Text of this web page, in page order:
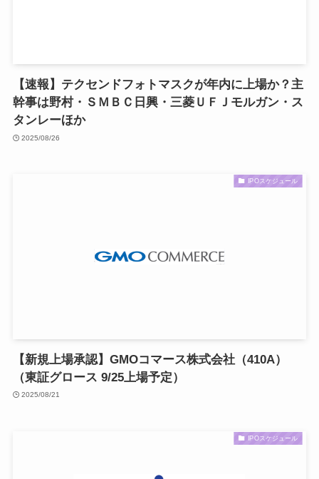
【速報】テクセンドフォトマスクが年内に上場か？主
幹事は野村・ＳＭＢＣ日興・三菱ＵＦＪモルガン・ス
タンレーほか
2025/08/26
IPOスケジュール
【新規上場承認】GMOコマース株式会社（410A）
（東証グロース 9/25上場予定）
2025/08/21
IPOスケジュール